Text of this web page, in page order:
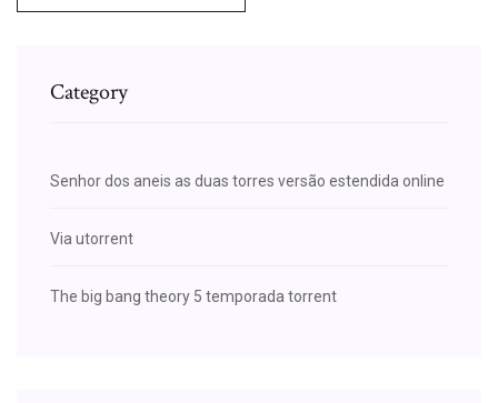
Category
Senhor dos aneis as duas torres versão estendida online
Via utorrent
The big bang theory 5 temporada torrent